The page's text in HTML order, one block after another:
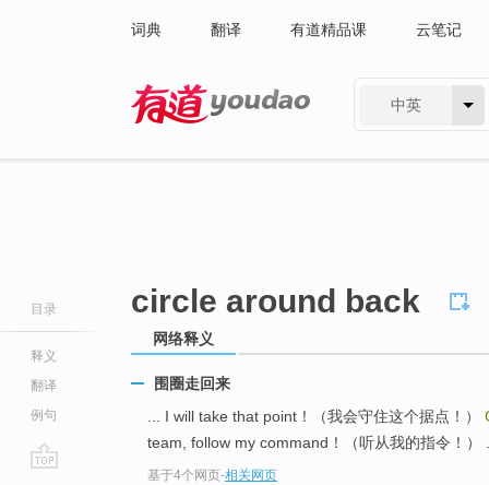
词典 翻译 有道精品课 云笔记
中英
目录
释义
翻译
例句
circle around back
网络释义
围圈走回来
... I will take that point！（我会守住这个据点！）
team, follow my command！（听从我的指令！）
基于4个网页-相关网页